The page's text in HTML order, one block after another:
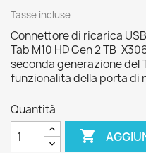
Tasse incluse
Connettore di ricarica
Tab M10 HD Gen 2 TB-
seconda generazione del
funzionalita della porta di
Quantità
